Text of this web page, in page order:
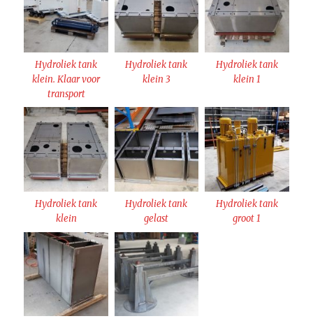
Hydroliek tank
klein. Klaar voor
transport
Hydroliek tank
klein 3
Hydroliek tank
klein 1
Hydroliek tank
klein
Hydroliek tank
gelast
Hydroliek tank
groot 1